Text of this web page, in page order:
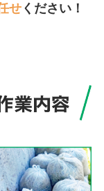
せください！